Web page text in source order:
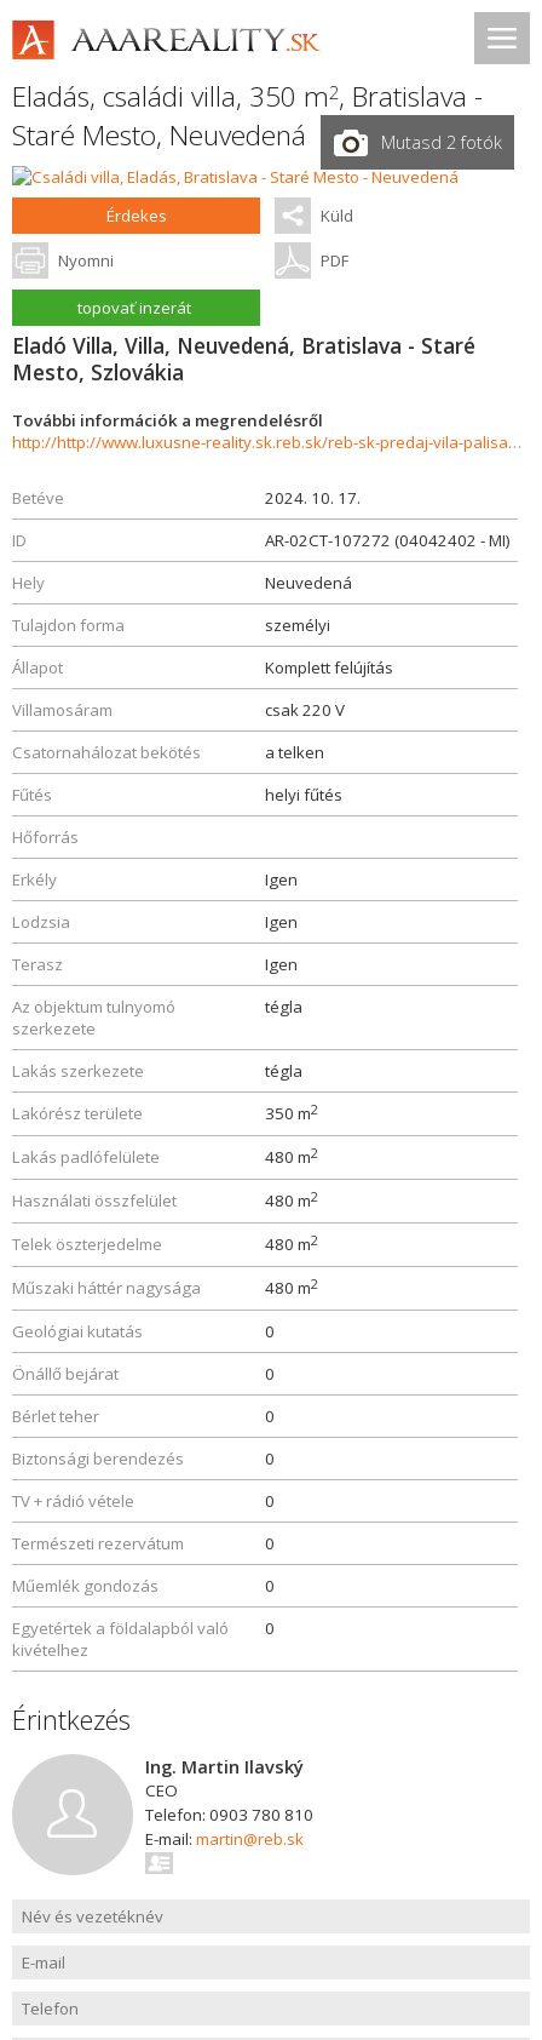
Eladás, családi villa, 350 m2, Bratislava -
Staré Mesto, Neuvedená Mutasd 2 fotók
Érdekes Küld
Nyomni PDF
topovať inzerát
Eladó Villa, Villa, Neuvedená, Bratislava - Staré
Mesto, Szlovákia
További információk a megrendelésről
http://http://www.luxusne-reality.sk.reb.sk/reb-sk-predaj-vila-palisady-350-m2-stare-mesto-ba-i--859556
Betéve
2024. 10. 17.
ID
AR-02CT-107272 (04042402 - MI)
Hely
Neuvedená
Tulajdon forma
személyi
Állapot
Komplett felújítás
Villamosáram
csak 220 V
Csatornahálozat bekötés
a telken
Fűtés
helyi fűtés
Hőforrás
Erkély
Igen
Lodzsia
Igen
Terasz
Igen
Az objektum tulnyomó
szerkezete
tégla
Lakás szerkezete
tégla
Lakórész területe
350 m2
Lakás padlófelülete 480 m2
Használati összfelület 480 m2
Telek öszterjedelme 480 m2
Műszaki háttér nagysága 480 m2
Geológiai kutatás
0
Önállő bejárat
0
Bérlet teher
0
Biztonsági berendezés
0
TV + rádió vétele
0
Természeti rezervátum
0
Műemlék gondozás
0
Egyetértek a földalapból való
kivételhez
0
Érintkezés
Ing. Martin Ilavský
CEO
Telefon: 0903 780 810
E-mail: martin@reb.sk